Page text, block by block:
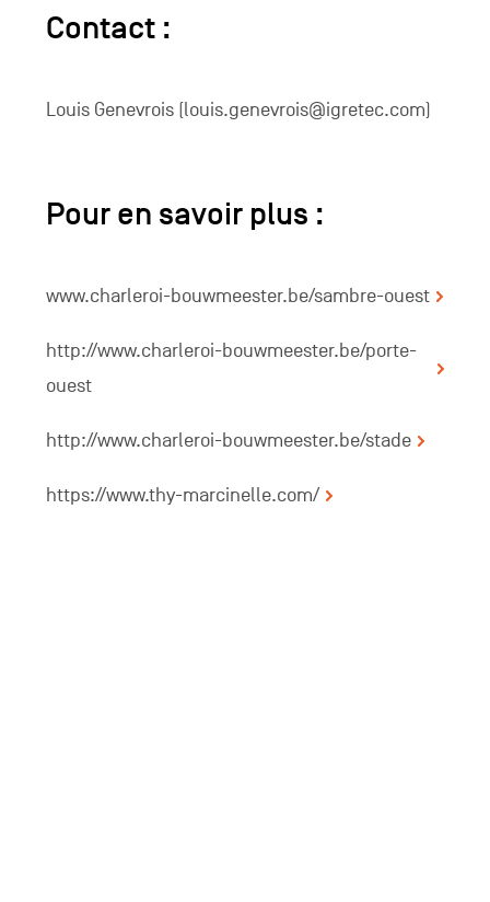
Contact :
Louis Genevrois (louis.genevrois@igretec.com)
Pour en savoir plus :
www.charleroi-bouwmeester.be/sambre-ouest
http://www.charleroi-bouwmeester.be/porte-
ouest
http://www.charleroi-bouwmeester.be/stade
https://www.thy-marcinelle.com/